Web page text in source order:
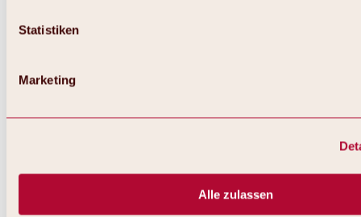
Statistiken
Marketing
Alle zulassen